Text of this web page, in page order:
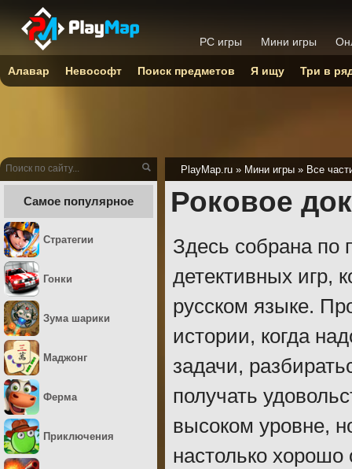
PlayMap.ru » Мини игры » Все
Роковое
Здесь собрана по
детективных игр,
русском языке.
истории, когда
задачи,
получать
высоком уровне,
настолько
Самое популярное
Стратегии
Гонки
Зума шарики
Маджонг
Ферма
Приключения
PC игры Мини игры
Алавар Невософт Поиск предметов Я ищу Три в